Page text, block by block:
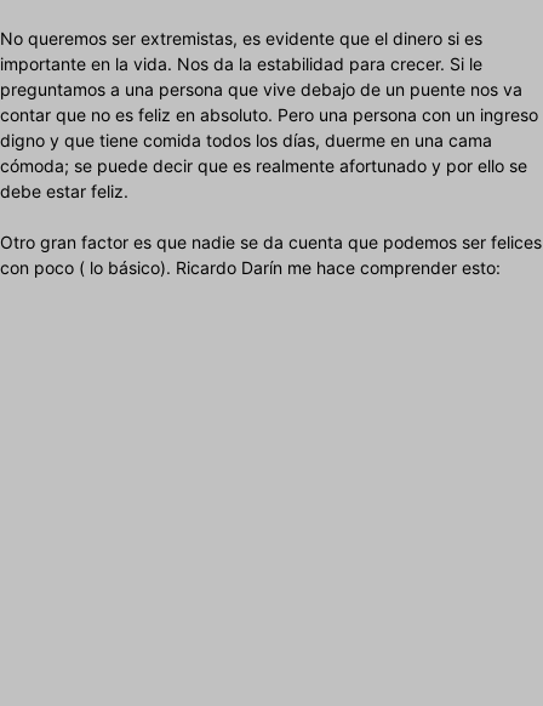
No queremos ser extremistas, es evidente que el dinero si es
importante en la vida. Nos da la estabilidad para crecer. Si le
preguntamos a una persona que vive debajo de un puente nos va
contar que no es feliz en absoluto. Pero una persona con un ingreso
digno y que tiene comida todos los días, duerme en una cama
cómoda; se puede decir que es realmente afortunado y por ello se
debe estar feliz.
Otro gran factor es que nadie se da cuenta que podemos ser felices
con poco ( lo básico). Ricardo Darín me hace comprender esto: